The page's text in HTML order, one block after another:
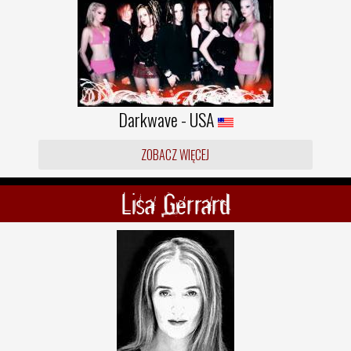
Darkwave - USA
ZOBACZ WIĘCEJ
Lisa Gerrard